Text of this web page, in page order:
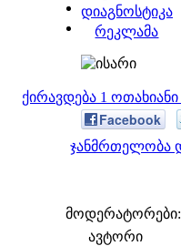
დიაგნოსტიკა
რეკლამა
ქირავდება 1
Facebook
ჯანმრთელობა
მოდერატორები:
ავტორი